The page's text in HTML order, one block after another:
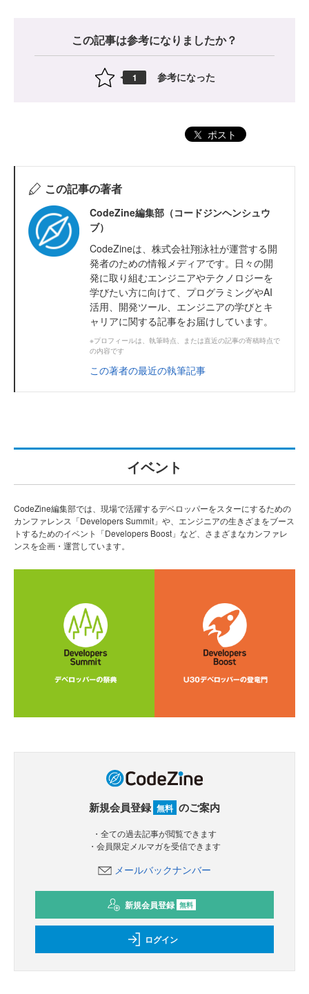
この記事は参考になりましたか？
1 参考になった
ポスト
この記事の著者
CodeZine編集部（コードジンヘンシュウ
ブ）
CodeZineは、株式会社翔泳社が運営する開
発者のための情報メディアです。日々の開
発に取り組むエンジニアやテクノロジーを
学びたい方に向けて、プログラミングやAI
活用、開発ツール、エンジニアの学びとキ
ャリアに関する記事をお届けしています。
※プロフィールは、執筆時点、または直近の記事の寄稿時点で
の内容です
この著者の最近の執筆記事
イベント
CodeZine編集部では、現場で活躍するデベロッパーをスターにするための
カンファレンス「Developers Summit」や、エンジニアの生きざまをブース
トするためのイベント「Developers Boost」など、さまざまなカンファレ
ンスを企画・運営しています。
新規会員登録 無料 のご案内
・全ての過去記事が閲覧できます
・会員限定メルマガを受信できます
メールバックナンバー
新規会員登録 無料
ログイン